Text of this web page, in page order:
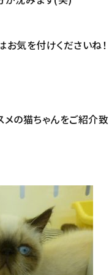
気を付けくださいね！
メの猫ちゃんをご紹介